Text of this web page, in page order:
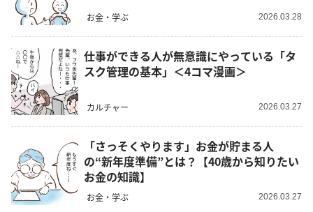
お金・学ぶ 2026.03.28
仕事ができる人が無意識にやっている「タ
スク管理の基本」＜4コマ漫画＞
カルチャー 2026.03.27
「さっそくやります」お金が貯まる人
の“新年度準備”とは？【40歳から知りたい
お金の知識】
お金・学ぶ 2026.03.27